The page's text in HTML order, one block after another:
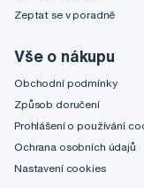
Zeptat se v poradně
Vše o nákupu
Obchodní podmínky
Způsob doručení
Prohlášení o používání
Ochrana osobních údajů
Nastavení cookies